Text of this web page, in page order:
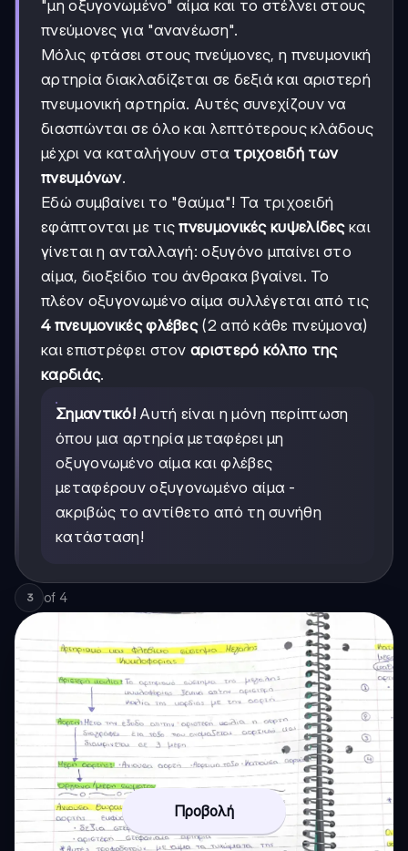
"μη οξυγονωμένο" αίμα και το στέλνει στους
πνεύμονες για "ανανέωση".
Μόλις φτάσει στους πνεύμονες, η πνευμονική
αρτηρία διακλαδίζεται σε δεξιά και αριστερή
πνευμονική αρτηρία. Αυτές συνεχίζουν να
διασπώνται σε όλο και λεπτότερους κλάδους
μέχρι να καταλήγουν στα τριχοειδή των
πνευμόνων.
Εδώ συμβαίνει το "θαύμα"! Τα τριχοειδή
εφάπτονται με τιςπνευμονικές κυψελίδεςκαι
γίνεται η ανταλλαγή: οξυγόνο μπαίνει στο
αίμα, διοξείδιο του άνθρακα βγαίνει. Το
πλέον οξυγονωμένο αίμα συλλέγεται από τις
4 πνευμονικές φλέβες(2 από κάθε πνεύμονα)
και επιστρέφει στοναριστερό κόλπο της
καρδιάς.
Σημαντικό! Αυτή είναι η μόνη περίπτωση
όπου μια αρτηρία μεταφέρει μη
οξυγονωμένο αίμα και φλέβες
μεταφέρουν οξυγονωμένο αίμα -
ακριβώς το αντίθετο από τη συνήθη
κατάσταση!
3 of 4
Προβολή